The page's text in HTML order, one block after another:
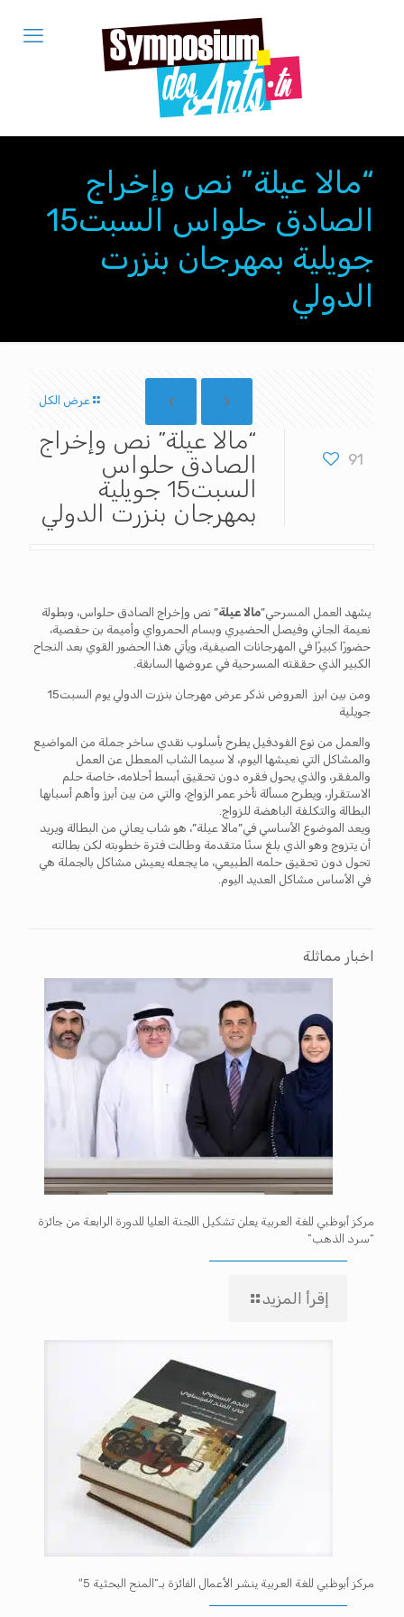
“مالا عيلة” نص وإخراج
الصادق حلواس السبت15
جويلية بمهرجان بنزرت
الدولي
عرض الكل
91
“مالا عيلة” نص وإخراج
الصادق حلواس
السبت15 جويلية
بمهرجان بنزرت الدولي
يشهد العمل المسرحي”مالا عيلة” نص وإخراج الصادق حلواس، وبطولة
نعيمة الجاني وفيصل الحضيري وبسام الحمرواي وأميمة بن حفصية،
حضورًا كبيرًا في المهرجانات الصيفية، ويأتي هذا الحضور القوي بعد النجاح
الكبير الذي حققته المسرحية في عروضها السابقة.
ومن بين ابرز العروض نذكر عرض مهرجان بنزرت الدولي يوم السبت15
جويلية
والعمل من نوع الفودفيل يطرح بأسلوب نقدي ساخر جملة من المواضيع
والمشاكل التي نعيشها اليوم، لا سيما الشاب المعطل عن العمل
والمفقر، والذي يحول فقره دون تحقيق أبسط أحلامه، خاصة حلم
الاستقرار، ويطرح مسألة تأخر عمر الزواج، والتي من بين أبرز وأهم أسبابها
البطالة والتكلفة الباهضة للزواج.
ويعد الموضوع الأساسي في”مالا عيلة”، هو شاب يعاني من البطالة ويريد
أن يتزوج وهو الذي بلغ سنًا متقدمة وطالت فترة خطوبته لكن بطالته
تحول دون تحقيق حلمه الطبيعي، ما يجعله يعيش مشاكل بالجملة هي
في الأساس مشاكل العديد اليوم.
اخبار مماثلة
مركز أبوظبي للغة العربية يعلن تشكيل اللجنة العليا للدورة الرابعة من جائزة
“سرد الذهب”
إقرأ المزيد
مركز أبوظبي للغة العربية ينشر الأعمال الفائزة بـ”المنح البحثية 5″